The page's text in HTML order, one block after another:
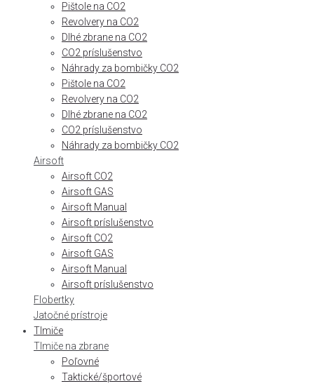
Pištole na CO2
Revolvery na CO2
Dlhé zbrane na CO2
CO2 príslušenstvo
Náhrady za bombičky CO2
Pištole na CO2
Revolvery na CO2
Dlhé zbrane na CO2
CO2 príslušenstvo
Náhrady za bombičky CO2
Airsoft
Airsoft CO2
Airsoft GAS
Airsoft Manual
Airsoft príslušenstvo
Airsoft CO2
Airsoft GAS
Airsoft Manual
Airsoft príslušenstvo
Flobertky
Jatočné prístroje
Tlmiče
Tlmiče na zbrane
Poľovné
Taktické/športové